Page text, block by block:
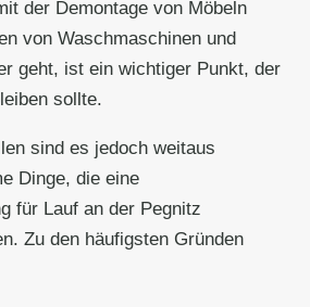
der Demontage von Möbeln
von Waschmaschinen und
geht, ist ein wichtiger Punkt, der
sollte.
sind es jedoch weitaus
Dinge, die eine
für Lauf an der Pegnitz
Zu den häufigsten Gründen